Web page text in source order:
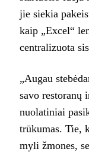
jie siekia
kaip „Excel“
centralizuota
„Augau
savo restoranų
nuolatiniai
trūkumas. Tie,
myli žmones,